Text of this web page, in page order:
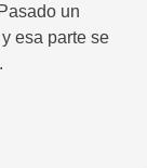
un
esa parte se